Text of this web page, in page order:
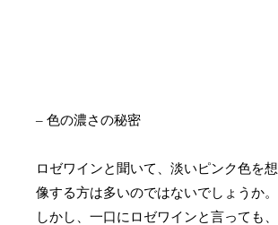
– 色の濃さの秘密
ロゼワインと聞いて、淡いピンク色を想
像する方は多いのではないでしょうか。
しかし、一口にロゼワインと言っても、